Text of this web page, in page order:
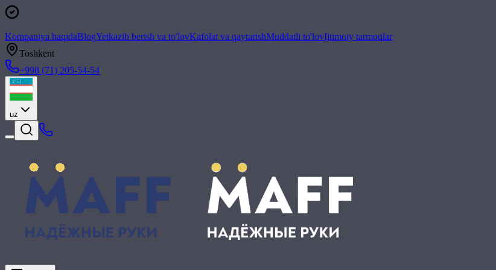
Kompaniya haqidaBlogYetkazib berish va to'lovKafolat va qaytarishMuddatli to'lovIjtimoiy tarmoqlar
Toshkent
+998 (71) 205-54-54
uz